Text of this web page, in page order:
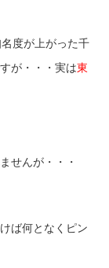
度が上がった千
が・・・実は東
せんが・・・
ば何となくピン